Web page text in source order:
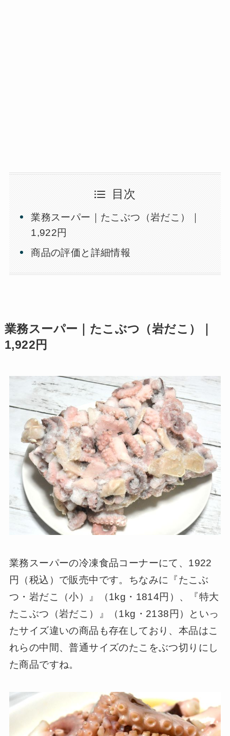
目次
業務スーパー｜たこぶつ（岩だこ）｜
1,922円
商品の評価と詳細情報
業務スーパー｜たこぶつ（岩だこ）｜
1,922円
業務スーパーの冷凍食品コーナーにて、1922
円（税込）で販売中です。ちなみに『たこぶ
つ・岩だこ（小）』（1kg・1814円）、『特大
たこぶつ（岩だこ）』（1kg・2138円）といっ
たサイズ違いの商品も存在しており、本品はこ
れらの中間、普通サイズのたこをぶつ切りにし
た商品ですね。